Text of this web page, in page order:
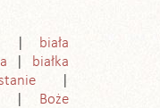
biała
białka
Boże